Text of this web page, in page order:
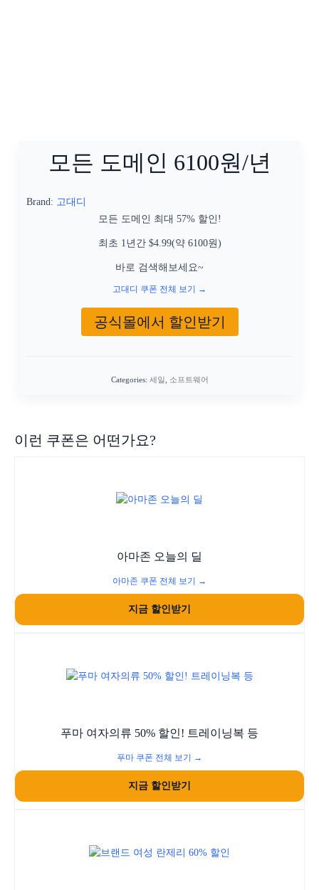
모든 도메인 6100원/년
Brand: 고대디
모든 도메인 최대 57% 할인!
최초 1년간 $4.99(약 6100원)
바로 검색해보세요~
고대디 쿠폰 전체 보기 →
공식몰에서 할인받기
Categories: 세일 소프트웨어
이런 쿠폰은 어떤가요?
아마존 오늘의 딜
아마존 쿠폰 전체 보기 →
지금 할인받기
푸마 여자의류 50% 할인! 트레이닝복 등
푸마 쿠폰 전체 보기 →
지금 할인받기